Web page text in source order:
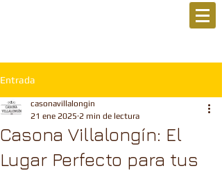
Entrada
Casona Villalongín: El
Lugar Perfecto para tus
casonavillalongin
21 ene 2025 2 min de lectura